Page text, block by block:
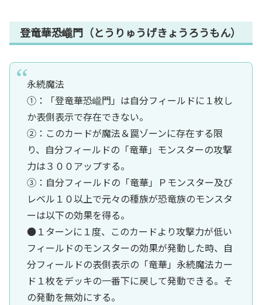
登竜華恐巄門（とうりゅうげきょうろうもん）
永続魔法
①：「登竜華恐巄門」は自分フィールドに１枚し
か表側表示で存在できない。
②：このカードが魔法＆罠ゾーンに存在する限
り、自分フィールドの「竜華」モンスターの攻撃
力は３００アップする。
③：自分フィールドの「竜華」Ｐモンスター及び
レベル１０以上で元々の種族が恐竜族のモンスタ
ーは以下の効果を得る。
●１ターンに１度、このカードより攻撃力が低い
フィールドのモンスターの効果が発動した時、自
分フィールドの表側表示の「竜華」永続魔法カー
ド１枚をデッキの一番下に戻して発動できる。そ
の発動を無効にする。